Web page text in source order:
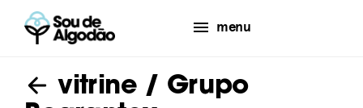
menu
vitrine/ Grupo